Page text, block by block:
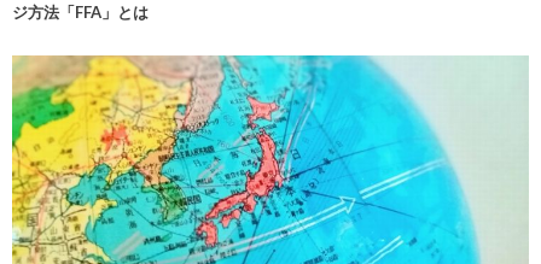
ジ方法「FFA」とは